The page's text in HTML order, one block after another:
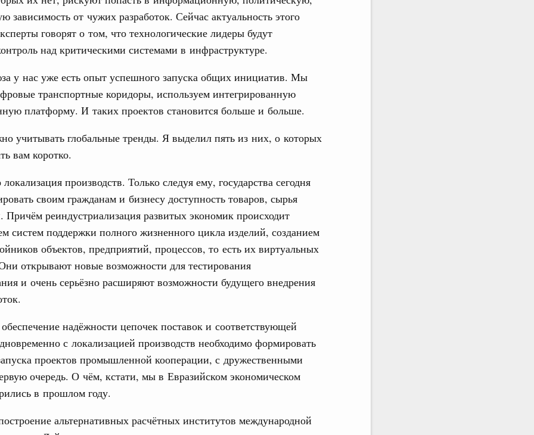
зависимость от чужих разработок. Сейчас актуальность этого
говорят о том, что технологические лидеры будут
над крити­ческими системами в инфраструктуре.
у нас уже есть опыт успешного запуска общих инициатив. Мы
транспортные коридоры, используем интегрированную
платформу. И таких проектов становится больше и больше.
учитывать глобальные тренды. Я выделил пять из них, о которых
вам коротко.
производств. Только следуя ему, государства сегодня
своим гражданам и бизнесу доступность товаров, сырья
Причём реиндустриализация развитых экономик происходит
систем поддержки полного жизненного цикла изделий, созданием
объектов, предприятий, процессов, то есть их виртуальных
открывают новые возможности для тестирования
и очень серьёзно расширяют возможности будущего внедрения
надёжности цепочек поставок и соответствующей
с локализацией производств необходимо формировать
проектов промышленной кооперации, с дружественными
очередь. О чём, кстати, мы в Евразийском экономическом
в прошлом году.
альтернативных расчётных институтов международной